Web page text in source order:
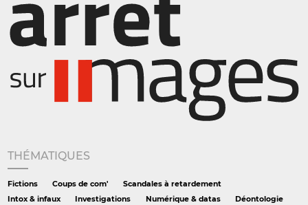
THÉMATIQUES
Fictions Coups de com'
Scandales à retardement
Intox & infaux
Investigations Numérique & datas
Déontologie